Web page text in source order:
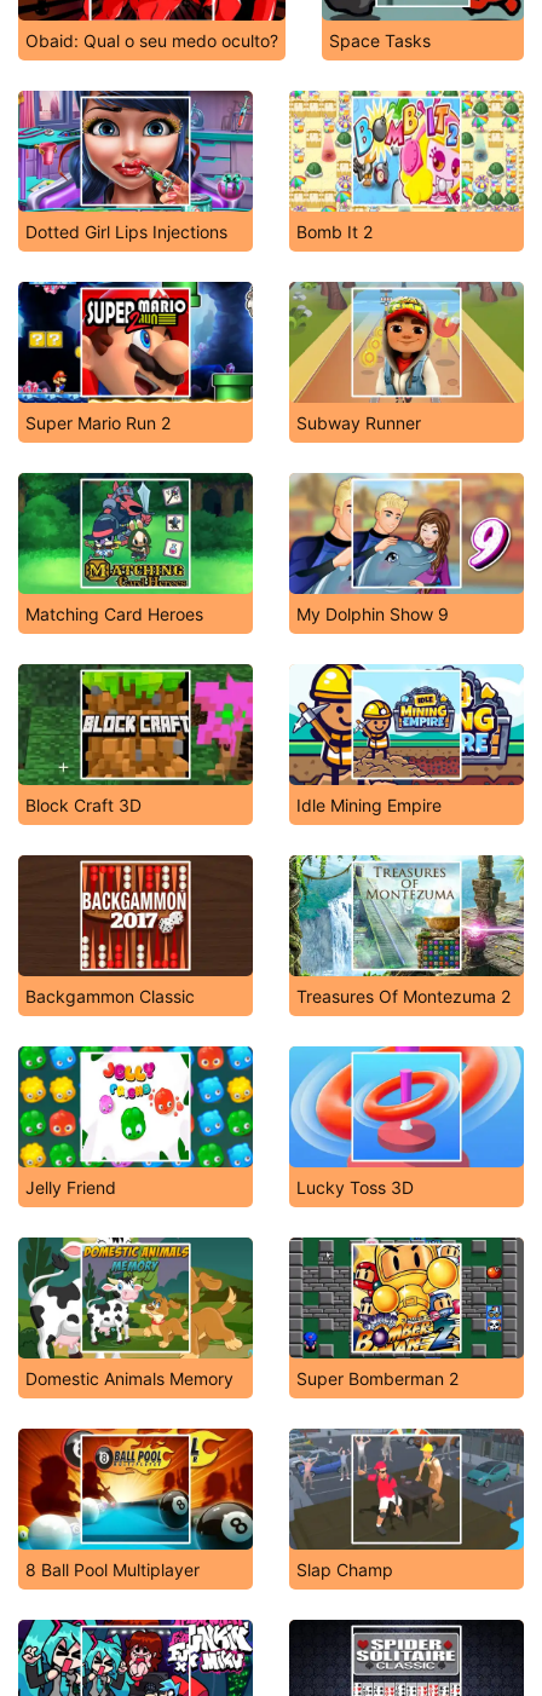
Obaid: Qual o seu medo oculto? Space Tasks
Dotted Girl Lips Injections Bomb It 2
Super Mario Run 2 Subway Runner
Matching Card Heroes My Dolphin Show 9
Block Craft 3D Idle Mining Empire
Backgammon Classic Treasures Of Montezuma 2
Jelly Friend Lucky Toss 3D
Domestic Animals Memory Super Bomberman 2
8 Ball Pool Multiplayer Slap Champ